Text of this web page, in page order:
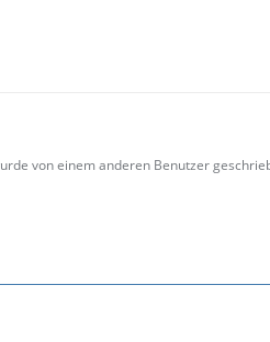
von einem anderen Benutzer